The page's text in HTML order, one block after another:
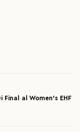
al Women’s EHF